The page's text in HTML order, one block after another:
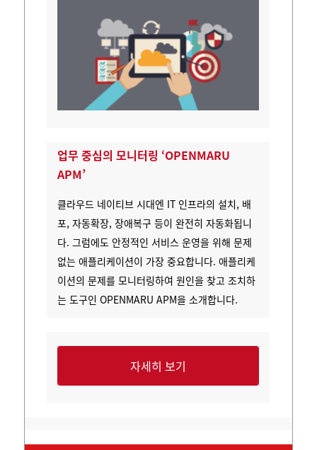
업무 중심의 모니터링 ‘OPENMARU
APM’
클라우드 네이티브 시대엔 IT 인프라의 설치, 배
포, 자동확장, 장애복구 등이 완전히 자동화됩니
다. 그럼에도 안정적인 서비스 운영을 위해 문제
없는 애플리케이션이 가장 중요합니다.애플리케
이션의 문제를 모니터링하여 원인을 찾고 조치하
는 도구인 OPENMARU APM을 소개합니다.
자세히 보기